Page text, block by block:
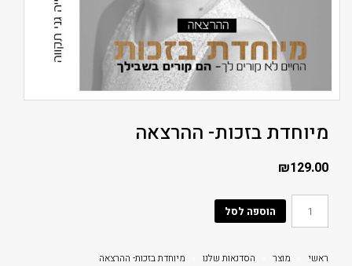
מיוחדת בזכות- ההרצאה
₪129.00
הוספה לסל
ראשי מוצר הסדנאות שלנו מיוחדת בזכות- ההרצאה